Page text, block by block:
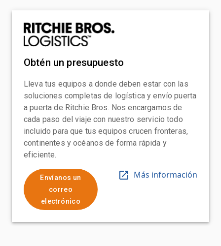
Obtén un presupuesto
Lleva tus equipos a donde deben estar con las
soluciones completas de logística y envío puerta
a puerta de Ritchie Bros. Nos encargamos de
cada paso del viaje con nuestro servicio todo
incluido para que tus equipos crucen fronteras,
continentes y océanos de forma rápida y
eficiente.
Envíanos un
correo
electrónico
Más información